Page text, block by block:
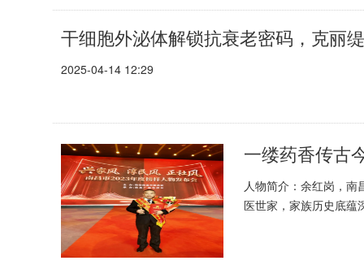
干细胞外泌体解锁抗衰老密码，克丽
2025-04-14 12:29
一缕药香传古
人物简介：余红岗，南
医世家，家族历史底蕴